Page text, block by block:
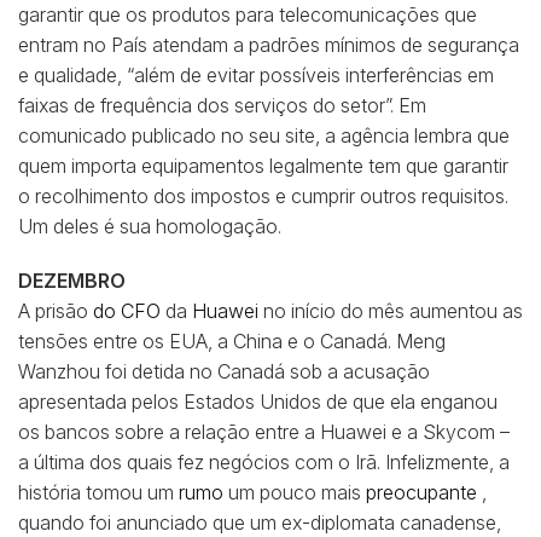
garantir que os produtos para telecomunicações que
entram no País atendam a padrões mínimos de segurança
e qualidade, “além de evitar possíveis interferências em
faixas de frequência dos serviços do setor”. Em
comunicado publicado no seu site, a agência lembra que
quem importa equipamentos legalmente tem que garantir
o recolhimento dos impostos e cumprir outros requisitos.
Um deles é sua homologação.
DEZEMBRO
A prisão do CFO da Huawei no início do mês aumentou as
tensões entre os EUA, a China e o Canadá. Meng
Wanzhou foi detida no Canadá sob a acusação
apresentada pelos Estados Unidos de que ela enganou
os bancos sobre a relação entre a Huawei e a Skycom –
a última dos quais fez negócios com o Irã. Infelizmente, a
história tomou um rumo um pouco mais preocupante ,
quando foi anunciado que um ex-diplomata canadense,